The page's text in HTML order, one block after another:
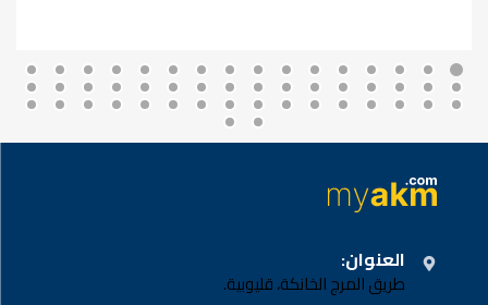
العنوان:
طريق المرج الخانكة، قليوبية.